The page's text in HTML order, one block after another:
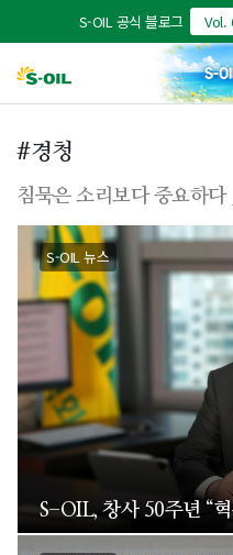
S-OIL 공식 블로그 Vol.
#경청
침묵은 소리보다 중요하
S-OIL 뉴스